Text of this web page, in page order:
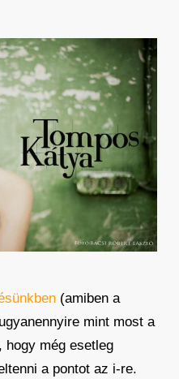
(amiben a
mint most a
hogy még esetleg
a pontot az i-re.